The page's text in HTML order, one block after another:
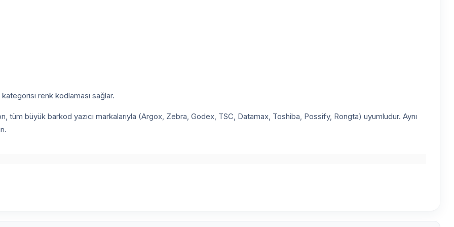
renk kodlaması sağlar.
büyük barkod yazıcı markalarıyla (Argox, Zebra, Godex, TSC, Datamax, Toshiba, Possify, Rongta) uyumludur. Aynı